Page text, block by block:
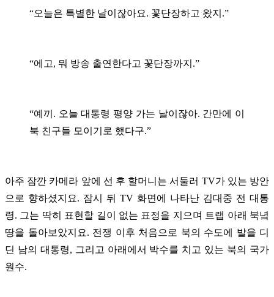
“오늘은 특별한 날이잖아요. 꽃단장하고 왔지.”
“에고, 뭐 방송 출연한다고 꽃단장까지.”
“예끼. 오늘 대통령 평양 가는 날이잖아. 간만에 이
북 친구들 모이기로 했다구.”
아주 잠깐 카메라 앞에 선 후 할머니는 서둘러 TV가 있는 방안
으로 향하셨지요. 잠시 뒤 TV 화면에 나타난 김대중 전 대통
령. 그는 딱히 표현할 길이 없는 표정을 지으며 트랩 아래 북녘
땅을 돌아보았지요. 전쟁 이후 처음으로 북의 수도에 발을 디
딘 남의 대통령, 그리고 아래에서 박수를 치고 있는 북의 국가
원수.